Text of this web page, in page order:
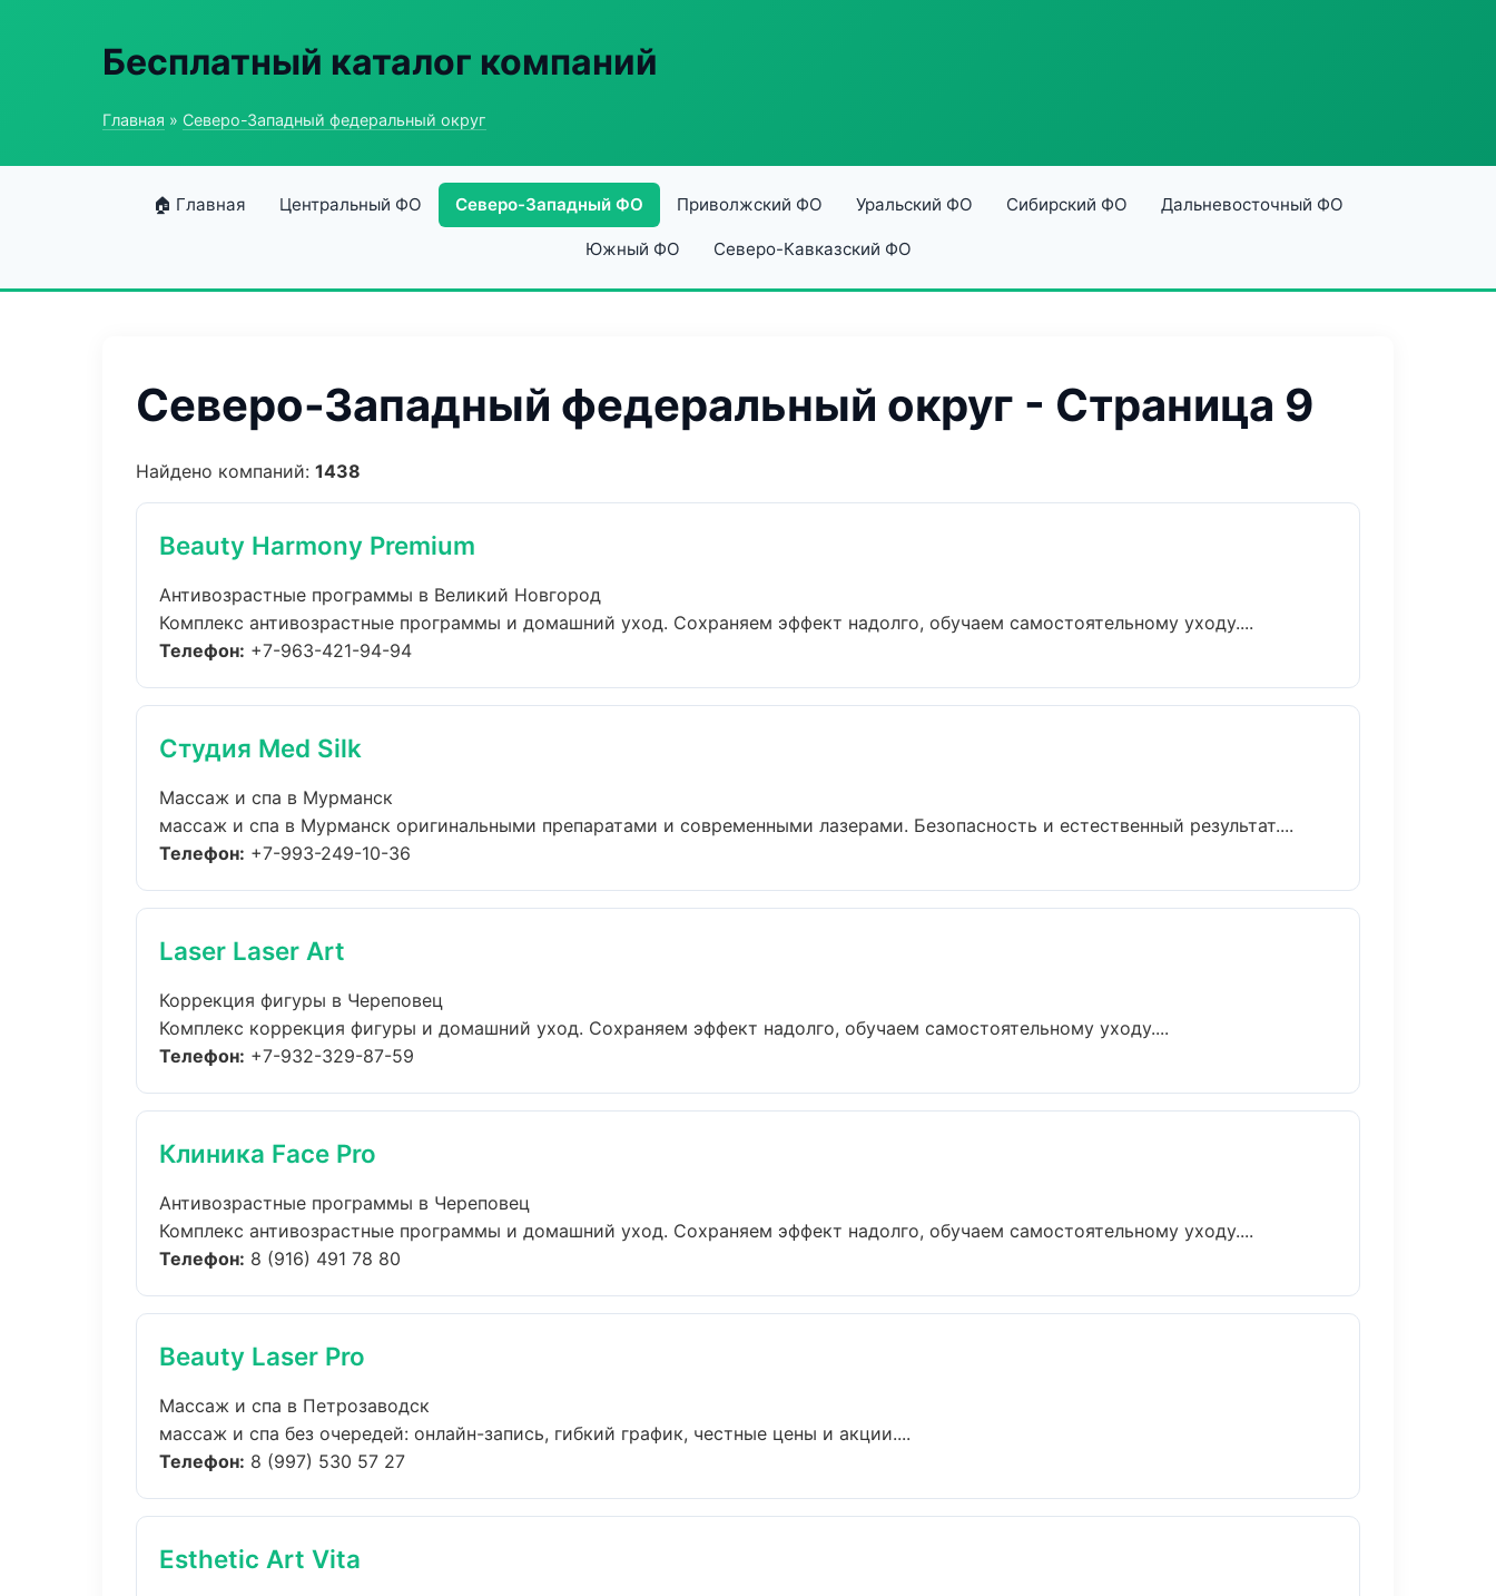
Бесплатный каталог компаний
Главная » Северо-Западный федеральный округ
🏠 Главная Центральный ФО Северо-Западный ФО Приволжский ФО Уральский ФО Сибирский ФО Дальневосточный ФО
Южный ФО Северо-Кавказский ФО
Северо-Западный федеральный округ - Страница 9
Найдено компаний: 1438
Beauty Harmony Premium
Антивозрастные программы в Великий Новгород
Комплекс антивозрастные программы и домашний уход. Сохраняем эффект надолго, обучаем самостоятельному уходу....
Телефон: +7-963-421-94-94
Студия Med Silk
Массаж и спа в Мурманск
массаж и спа в Мурманск оригинальными препаратами и современными лазерами. Безопасность и естественный результат....
Телефон: +7-993-249-10-36
Laser Laser Art
Коррекция фигуры в Череповец
Комплекс коррекция фигуры и домашний уход. Сохраняем эффект надолго, обучаем самостоятельному уходу....
Телефон: +7-932-329-87-59
Клиника Face Pro
Антивозрастные программы в Череповец
Комплекс антивозрастные программы и домашний уход. Сохраняем эффект надолго, обучаем самостоятельному уходу....
Телефон: 8 (916) 491 78 80
Beauty Laser Pro
Массаж и спа в Петрозаводск
массаж и спа без очередей: онлайн-запись, гибкий график, честные цены и акции....
Телефон: 8 (997) 530 57 27
Esthetic Art Vita